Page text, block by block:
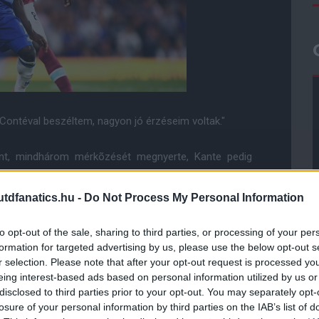
- Do Not Process My Personal Information
opt-out of the sale, sharing to third parties, or processing of your
for targeted advertising by us, please use the below opt-out
selection. Please note that after your opt-out request is processed
interest-based ads based on personal information utilized by us
to third parties prior to your opt-out. You may separately
of your personal information by third parties on the IAB’s list of
beszéltem, nagyon jó érzéseim voltak."
mindhárom mérkõzését megnyerte, Kante pedig
on is!
ésiOS-re!
működését!